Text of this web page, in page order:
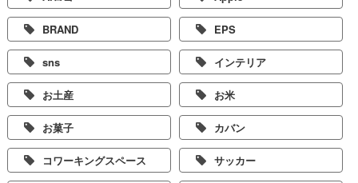
BRAND EPS
sns インテリア
お土産 お米
お菓子 カバン
コワーキングスペース サッカー